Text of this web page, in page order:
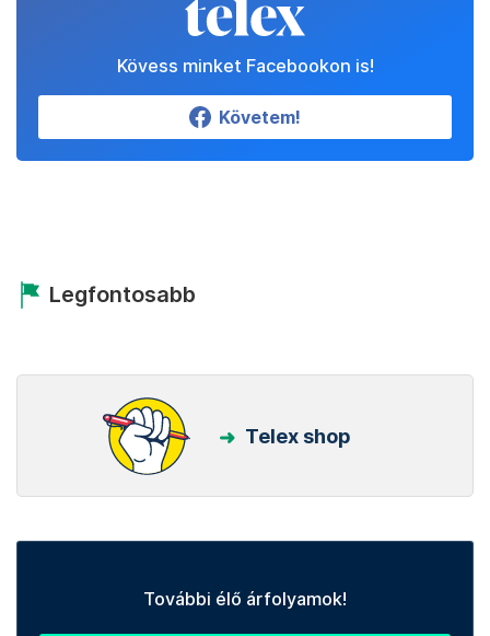
Kövess minket Facebookon is!
Követem!
Legfontosabb
Telex shop
További élő árfolyamok!